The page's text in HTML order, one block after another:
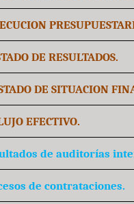
DE RESULTADOS.
DE SITUACION
EFECTIVO.
de auditorías
de contrataciones.